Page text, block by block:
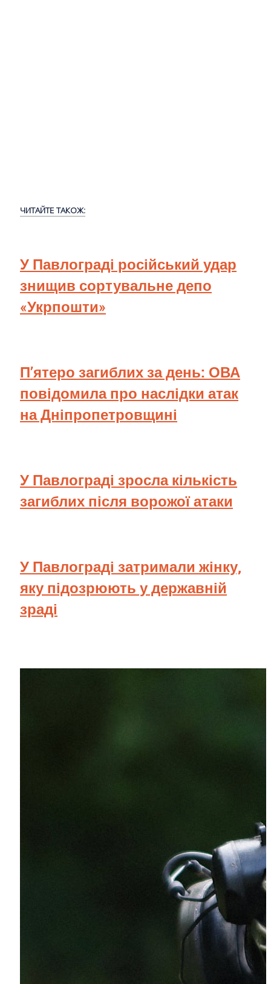
ЧИТАЙТЕ ТАКОЖ:
У Павлограді російський удар
знищив сортувальне депо
«Укрпошти»
П’ятеро загиблих за день: ОВА
повідомила про наслідки атак
на Дніпропетровщині
У Павлограді зросла кількість
загиблих після ворожої атаки
У Павлограді затримали жінку,
яку підозрюють у державній
зраді